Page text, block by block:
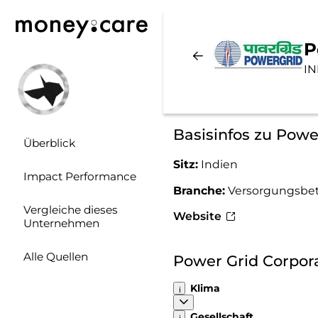
Überblick
Impact Performance
Vergleiche dieses
Unternehmen
Alle Quellen
Basisinfos zu
Sitz: Indien
Branche:
Website
Power Grid
Klima